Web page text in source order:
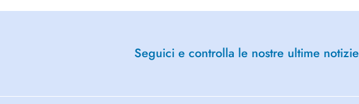
Seguici e controlla le nostre ultime notizie